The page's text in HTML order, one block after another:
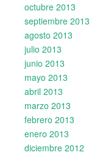
octubre 2013
septiembre 2013
agosto 2013
julio 2013
junio 2013
mayo 2013
abril 2013
marzo 2013
febrero 2013
enero 2013
diciembre 2012